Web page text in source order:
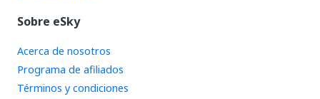
Sobre eSky
Acerca de nosotros
Programa de afiliados
Términos y condiciones